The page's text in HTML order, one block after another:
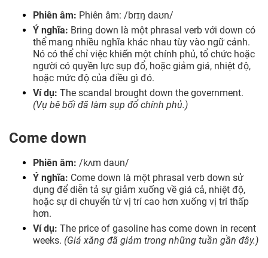
Phiên âm: Phiên âm: /brɪŋ daʊn/
Ý nghĩa: Bring down là một phrasal verb với down có
thể mang nhiều nghĩa khác nhau tùy vào ngữ cảnh.
Nó có thể chỉ việc khiến một chính phủ, tổ chức hoặc
người có quyền lực sụp đổ, hoặc giảm giá, nhiệt độ,
hoặc mức độ của điều gì đó.
Ví dụ: The scandal brought down the government.
(Vụ bê bối đã làm sụp đổ chính phủ.)
Come down
Phiên âm: /kʌm daʊn/
Ý nghĩa: Come down là một phrasal verb down sử
dụng để diễn tả sự giảm xuống về giá cả, nhiệt độ,
hoặc sự di chuyển từ vị trí cao hơn xuống vị trí thấp
hơn.
Ví dụ: The price of gasoline has come down in recent
weeks. (Giá xăng đã giảm trong những tuần gần đây.)